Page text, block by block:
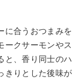
に合うおつまみを
ークサーモンやス
と、香り同士のハ
きりとした後味が